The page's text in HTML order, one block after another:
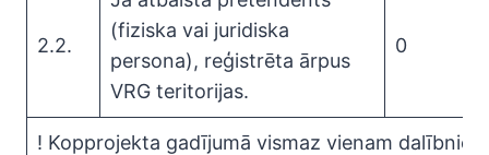
2.2.
(fiziska vai juridiska
persona), reģistrēta ārpus
VRG teritorijas.
0
! Kopprojekta gadījumā vismaz vienam